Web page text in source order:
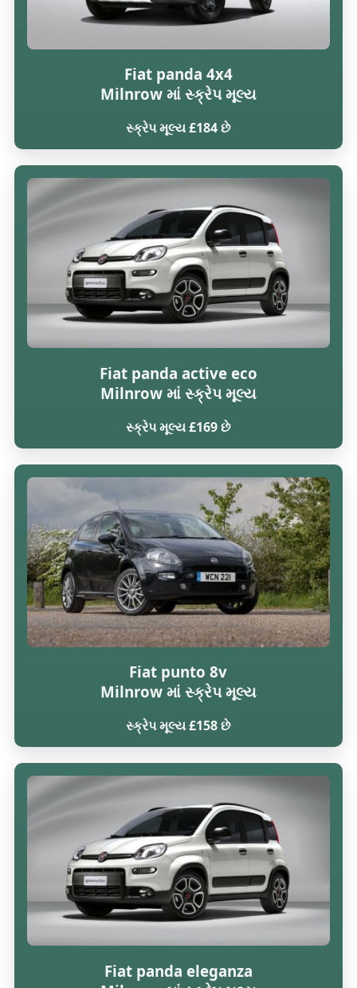
Fiat panda 4x4
Milnrow માં સ્ક્રેપ મૂલ્ય
સ્ક્રેપ મૂલ્ય £184 છે
Fiat panda active eco
Milnrow માં સ્ક્રેપ મૂલ્ય
સ્ક્રેપ મૂલ્ય £169 છે
Fiat punto 8v
Milnrow માં સ્ક્રેપ મૂલ્ય
સ્ક્રેપ મૂલ્ય £158 છે
Fiat panda eleganza